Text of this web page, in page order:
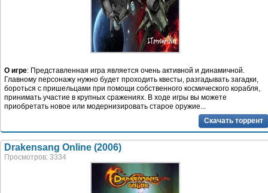
О игре: Представленная игра является очень активной и динамичной.
Главному персонажу нужно будет проходить квесты, разгадывать загадки,
бороться с пришельцами при помощи собственного космического корабля,
принимать участие в крупных сражениях. В ходе игры вы можете
приобретать новое или модернизировать старое оружие...
Скачать торрент
Drakensang Online (2006)
Просмотров: 3334